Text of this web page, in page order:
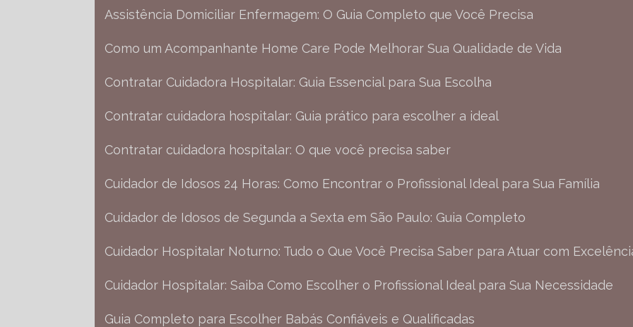
Assistência Domiciliar Enfermagem: O Guia Completo que Você Precisa
Como um Acompanhante Home Care Pode Melhorar Sua Qualidade de Vida
Contratar Cuidadora Hospitalar: Guia Essencial para Sua Escolha
Contratar cuidadora hospitalar: Guia prático para escolher a ideal
Contratar cuidadora hospitalar: O que você precisa saber
Cuidador de Idosos 24 Horas: Como Encontrar o Profissional Ideal para Sua Família
Cuidador de Idosos de Segunda a Sexta em São Paulo: Guia Completo
Cuidador Hospitalar Noturno: Tudo o Que Você Precisa Saber para Atuar com
Cuidador Hospitalar: Saiba Como Escolher o Profissional Ideal para Sua Necessidade
Guia Completo para Escolher Babás Confiáveis e Qualificadas